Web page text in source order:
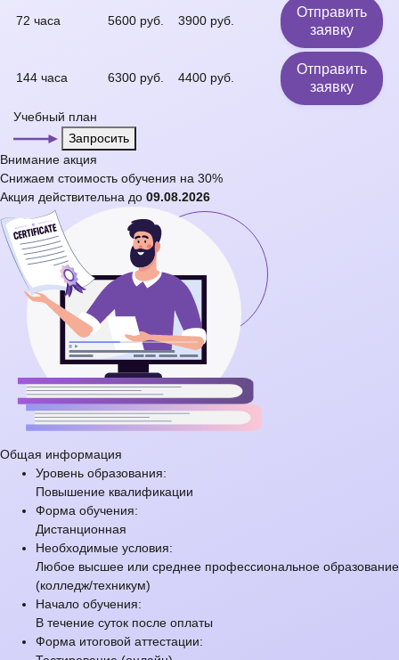
72 часа 5600 руб. 3900 руб.
Отправить
заявку
144 часа 6300 руб. 4400 руб.
Отправить
заявку
Учебный план
Запросить
Внимание акция
Снижаем стоимость обучения на 30%
Акция действительна до 09.08.2026
Общая информация
Уровень образования:
Повышение квалификации
Форма обучения:
Дистанционная
Необходимые условия:
Любое высшее или среднее профессиональное образование
(колледж/техникум)
Начало обучения:
В течение суток после оплаты
Форма итоговой аттестации: